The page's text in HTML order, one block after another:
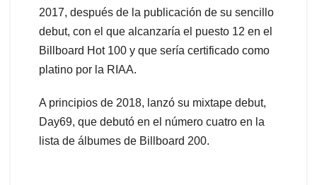
2017, después de la publicación de su sencillo
debut, con el que alcanzaría el puesto 12 en el
Billboard Hot 100 y que sería certificado como
platino por la RIAA.
A principios de 2018, lanzó su mixtape debut,
Day69, que debutó en el número cuatro en la
lista de álbumes de Billboard 200.